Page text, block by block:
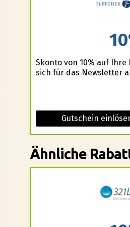
Skonto von 10% auf Ihre
sich für das Newsletter
Gutschein
Ähnliche